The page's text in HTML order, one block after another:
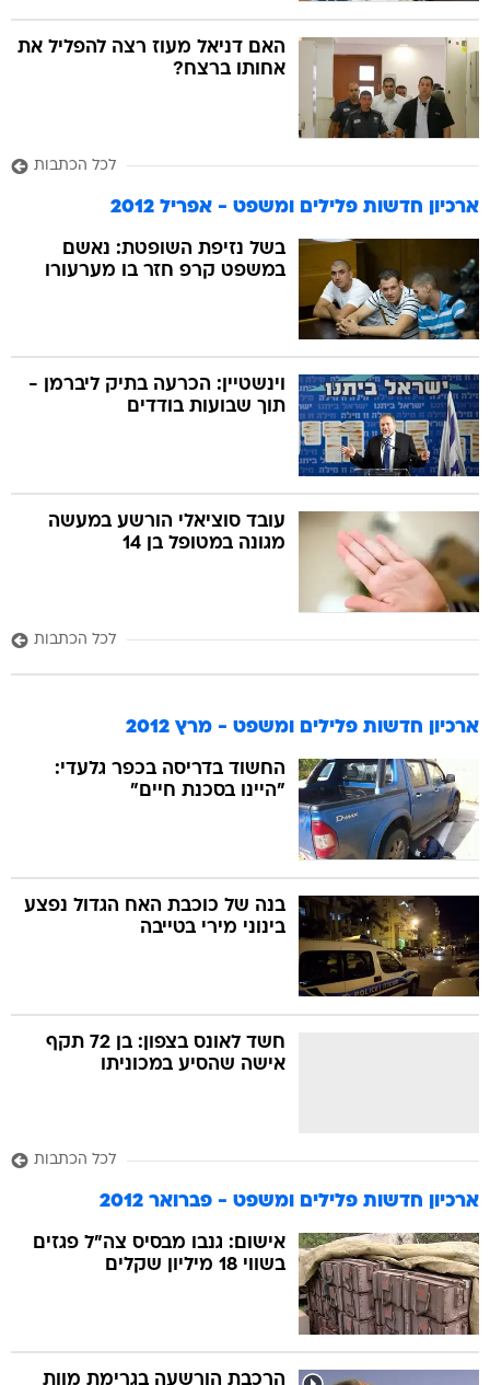
האם דניאל מעוז רצה להפליל את
אחותו ברצח?
לכל הכתבות
ארכיון חדשות פלילים ומשפט - אפריל 2012
בשל נזיפת השופטת: נאשם
במשפט קרפ חזר בו מערעורו
וינשטיין: הכרעה בתיק ליברמן -
תוך שבועות בודדים
עובד סוציאלי הורשע במעשה
מגונה במטופל בן 14
לכל הכתבות
ארכיון חדשות פלילים ומשפט - מרץ 2012
החשוד בדריסה בכפר גלעדי:
"היינו בסכנת חיים"
בנה של כוכבת האח הגדול נפצע
בינוני מירי בטייבה
חשד לאונס בצפון: בן 72 תקף
אישה שהסיע במכוניתו
לכל הכתבות
ארכיון חדשות פלילים ומשפט - פברואר 2012
אישום: גנבו מבסיס צה"ל פגזים
בשווי 18 מיליון שקלים
הרכבת הורשעה בגרימת מוות